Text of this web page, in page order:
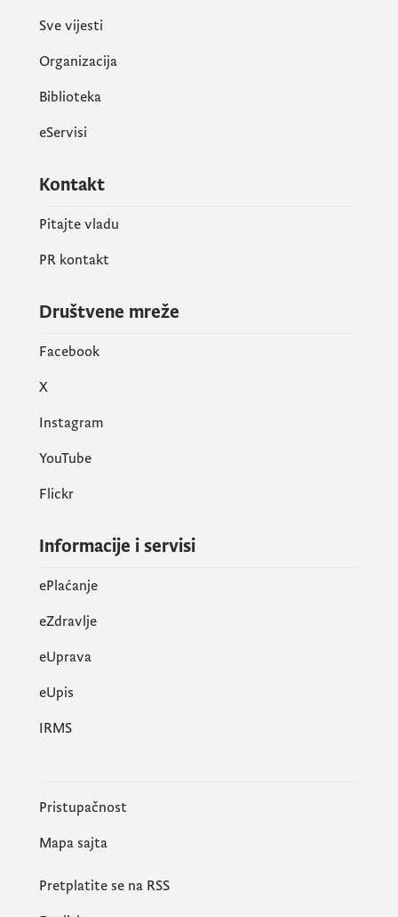
Sve vijesti
Organizacija
Biblioteka
eServisi
Kontakt
Pitajte vladu
PR kontakt
Društvene mreže
Facebook
X
Instagram
YouTube
Flickr
Informacije i servisi
ePlaćanje
eZdravlje
eUprava
еUpis
IRMS
Pristupačnost
Mapa sajta
Pretplatite se na RSS